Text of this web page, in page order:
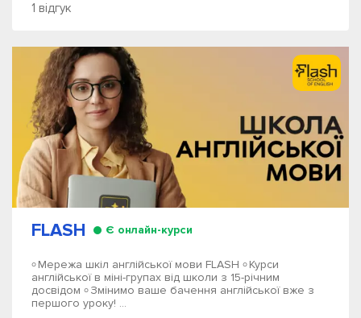
1 відгук
FLASH Є онлайн-курси
৹ Мережа шкіл англійської мови FLASH ৹ Курси
англійської в міні-групах від школи з 15-річним
досвідом ৹ Змінимо ваше бачення англійської вже з
першого уроку! ...